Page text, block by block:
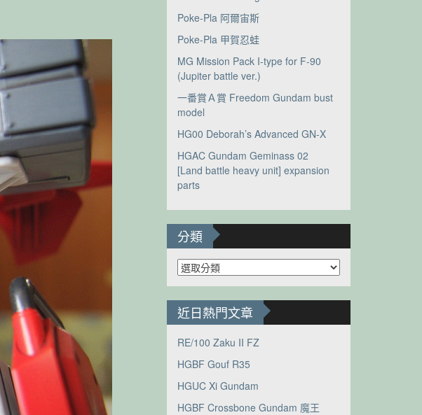
Poke-Pla 阿爾宙斯
Poke-Pla 甲賀忍蛙
MG Mission Pack I-type for F-90
(Jupiter battle ver.)
一番賞Ａ賞 Freedom Gundam bust
model
HG00 Deborah’s Advanced GN-X
HGAC Gundam Geminass 02
[Land battle heavy unit] expansion
parts
分類
分
類
近日熱門文章
RE/100 Zaku II FZ
HGBF Gouf R35
HGUC Xi Gundam
HGBF Crossbone Gundam 魔王